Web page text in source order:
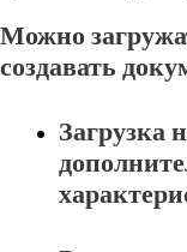
Можно
создавать
Загрузка